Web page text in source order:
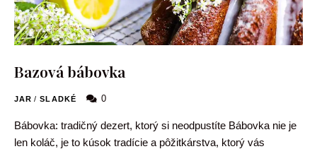
Bazová bábovka
JAR / SLADKÉ 0
Bábovka: tradičný dezert, ktorý si neodpustíte Bábovka nie je
len koláč, je to kúsok tradície a pôžitkárstva, ktorý vás